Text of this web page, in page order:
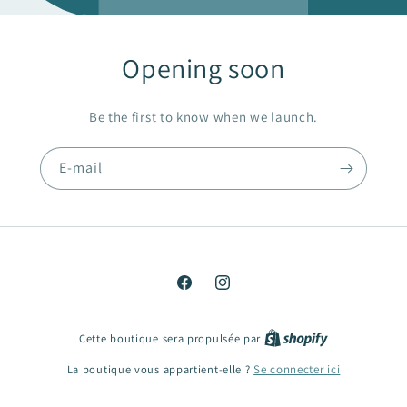
Opening soon
Be the first to know when we launch.
E-mail
FacebookInstagram
Cette boutique sera propulsée par
La boutique vous appartient-elle ?Se connecter ici